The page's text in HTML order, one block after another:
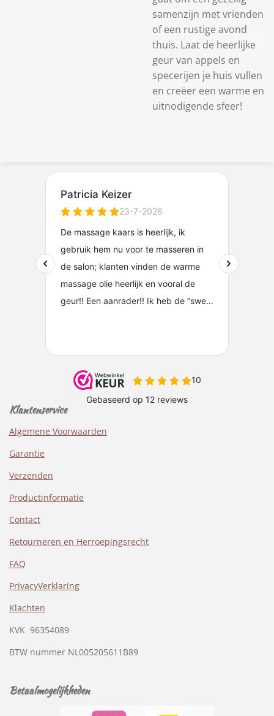
samenzijn met vrienden
of een rustige avond
thuis. Laat de heerlijke
geur van appels en
specerijen je huis vullen
en creëer een warme en
uitnodigende sfeer!
Klantenservice
Algemene Voorwaarden
Garantie
Verzenden
Productinformatie
Contact
Retourneren en Herroepingsrecht
FAQ
PrivacyVerklaring
Klachten
KVK 96354089
BTW nummer NL005205611B89
Betaalmogelijkheden